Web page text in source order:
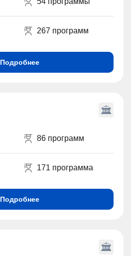
267 программ
Подробнее
86 программ
171 программа
Подробнее